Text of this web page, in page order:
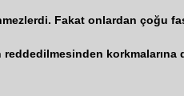
Fakat onlardan çoğu
korkmalarına